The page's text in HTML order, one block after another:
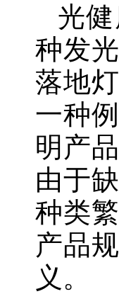
光
种发
落地
一种
明产
由于
种类
产品
义。